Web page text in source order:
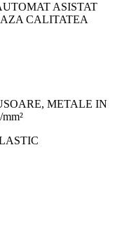
ASISTAT
CALITATEA
METALE IN